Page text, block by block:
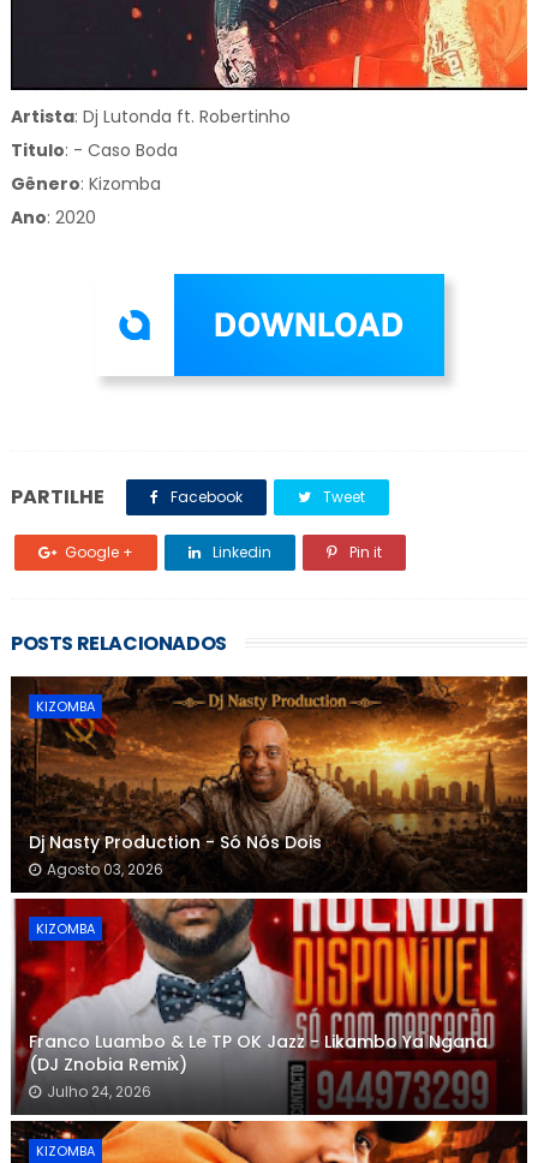
Artista: Dj Lutonda ft. Robertinho
Titulo: - Caso Boda
Gênero: Kizomba
Ano: 2020
PARTILHE Facebook Tweet
Google + Linkedin Pin it
POSTS RELACIONADOS
KIZOMBA
Dj Nasty Production - Só Nós Dois
Agosto 03, 2026
KIZOMBA
Franco Luambo & Le TP OK Jazz - Likambo Ya Ngana
(DJ Znobia Remix)
Julho 24, 2026
KIZOMBA